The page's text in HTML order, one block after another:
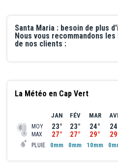
Santa Maria : besoin de plus
Nous vous recommandons
de nos clients :
La Météo en Cap Vert
MOY
MAX
PLUIE
JAN
23°
27°
0mm
FÉV
23°
27°
0mm
MAR
24°
29°
10mm